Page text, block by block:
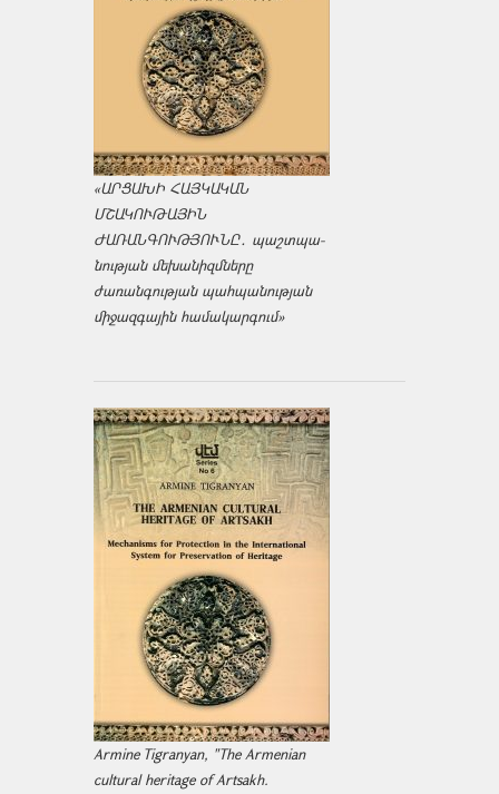
«ԱՐՑԱԽԻ ՀԱՅԿԱԿԱՆ
ՄՇԱԿՈՒԹԱՅԻՆ
ԺԱՌԱՆԳՈՒԹՅՈՒՆԸ․ պաշտպա­
նության մեխանիզմները
ժառանգության պահպանության
միջազ­գային համակարգում»
Armine Tigranyan, "The Armenian
cultural heritage of Artsakh.